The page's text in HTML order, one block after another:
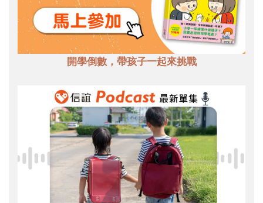
開學倒數，帶孩子一起來挑戰